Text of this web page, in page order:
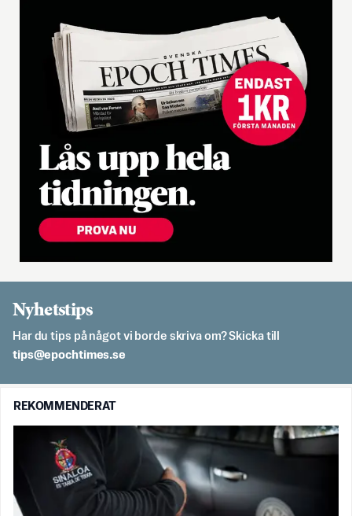
Nyhetstips
Har du tips på något vi borde skriva om? Skicka till
es.semithcope@spit
REKOMMENDERAT